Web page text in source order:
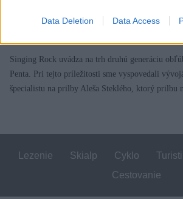
Data Deletion Data Access
Singing Rock uvádza na trh druhú generáciu
Penta. Pri tejto príležitosti sme vyspovedali
špecialistu na prilby Aleša Steklého, ktorý prilbu
Lezenie Skialp Cyklo
Cestovanie